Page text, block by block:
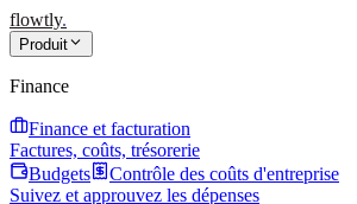
flowtly.
Produit
Finance
Finance et facturation
Factures, coûts, trésorerie
Budgets
Contrôle des coûts d'entreprise
Suivez et approuvez les dépenses